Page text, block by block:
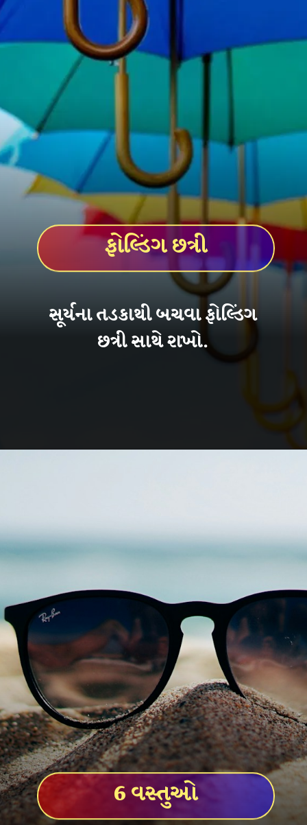
સૂર્યના તડકાથી બચવા ફોલ્ડિંગ
છત્રી સાથે રાખો.
ફોલ્ડિંગ છત્રી
6 વસ્તુઓ